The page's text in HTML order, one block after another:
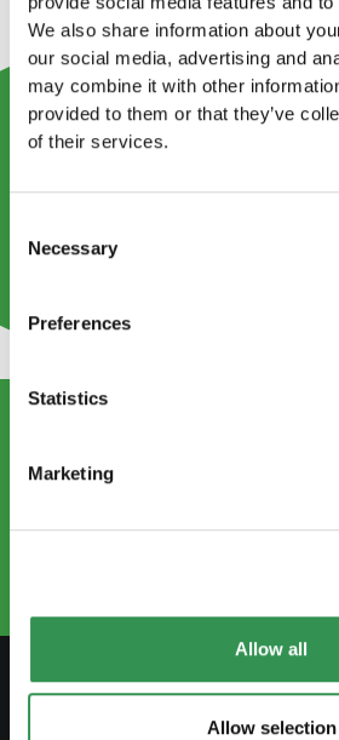
We also share information about
our social media, advertising and
may combine it with other
provided to them or that they’ve
of their services.
Selection
Necessary
Preferences
Statistics
Marketing
Allow all
Allow selection
Termin